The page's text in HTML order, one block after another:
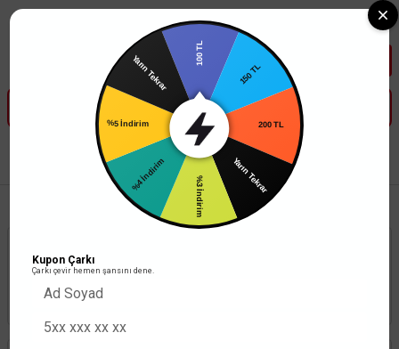
Tüm Banka Kartlarına Vade Farksız 3-5 Taksit Fırsatı Mailorder ile
Elektronik MEANWELL PCB
Stoktakiler
100 TL
150 TL
Yarın Tekrar
%3 İndirim
%4 İndirim
Yarın Tekrar
Kupon Çarkı
Çarkı çevir hemen şansını dene.